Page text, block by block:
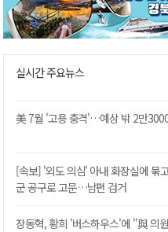
실시간 주요뉴스
美 7월 '고용 충격'…예상 밖 2만
[속보] '외도 의심' 아내 화장실에 묶
군 공구로 고문…남편 검거
장동혁, 황희 '버스하우스'에 "與 의